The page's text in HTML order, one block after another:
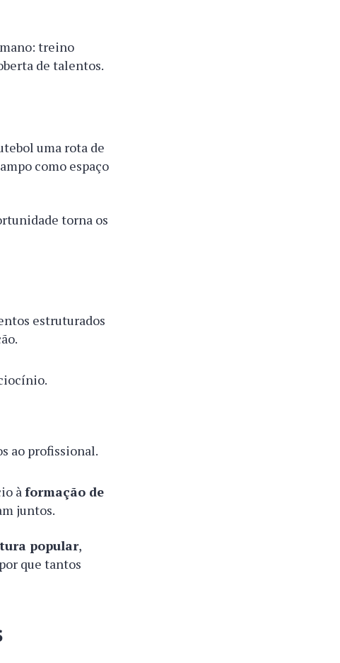
treino
de talentos.
uma rota de
como espaço
torna os
estruturados
ao profissional.
àformação de
juntos.
popular,
que tantos